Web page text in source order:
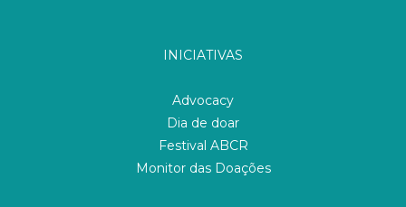
INICIATIVAS
Advocacy
Dia de doar
Festival ABCR
Monitor das Doações